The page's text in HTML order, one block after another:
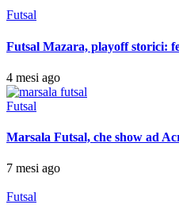
Futsal
Futsal Mazara, playoff storici:
4 mesi ago
Futsal
Marsala Futsal, che show ad
7 mesi ago
Futsal